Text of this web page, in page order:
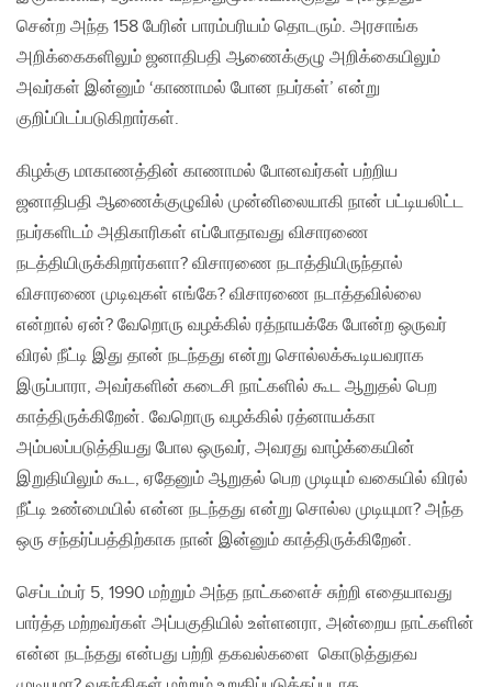
சென்ற அந்த 158 பேரின் பாரம்பரியம் தொடரும். அரசாங்க
அறிக்கைகளிலும் ஜனாதிபதி ஆணைக்குழு அறிக்கையிலும்
அவர்கள் இன்னும் ‘காணாமல் போன நபர்கள்’ என்று
குறிப்பிடப்படுகிறார்கள்.
கிழக்கு மாகாணத்தின் காணாமல் போனவர்கள் பற்றிய
ஜனாதிபதி ஆணைக்குழுவில் முன்னிலையாகி நான் பட்டியலிட்ட
நபர்களிடம் அதிகாரிகள் எப்போதாவது விசாரணை
நடத்தியிருக்கிறார்களா? விசாரணை நடாத்தியிருந்தால்
விசாரணை முடிவுகள் எங்கே? விசாரணை நடாத்தவில்லை
என்றால் ஏன்? வேறொரு வழக்கில் ரத்நாயக்கே போன்ற ஒருவர்
விரல் நீட்டி இது தான் நடந்தது என்று சொல்லக்கூடியவராக
இருப்பாரா, அவர்களின் கடைசி நாட்களில் கூட ஆறுதல் பெற
காத்திருக்கிறேன். வேறொரு வழக்கில் ரத்னாயக்கா
அம்பலப்படுத்தியது போல ஒருவர், அவரது வாழ்க்கையின்
இறுதியிலும் கூட, ஏதேனும் ஆறுதல் பெற முடியும் வகையில் விரல்
நீட்டி உண்மையில் என்ன நடந்தது என்று சொல்ல முடியுமா? அந்த
ஒரு சந்தர்ப்பத்திற்காக நான் இன்னும் காத்திருக்கிறேன்.
செப்டம்பர் 5, 1990 மற்றும் அந்த நாட்களைச் சுற்றி எதையாவது
பார்த்த மற்றவர்கள் அப்பகுதியில் உள்ளனரா, அன்றைய நாட்களின்
என்ன நடந்தது என்பது பற்றி தகவல்களை கொடுத்துதவ